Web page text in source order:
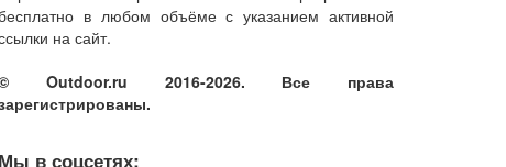
в любом объёме с указанием активной
на сайт.
Outdoor.ru 2016-2026. Все права
Мы в соцсетях: